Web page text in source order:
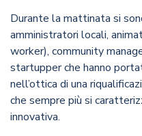
Durante la mattinata si
amministratori locali,
worker), community
startupper che hanno
nell’ottica di una
che sempre più si
innovativa.